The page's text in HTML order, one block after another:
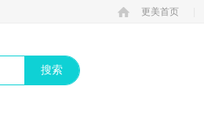
更美首页